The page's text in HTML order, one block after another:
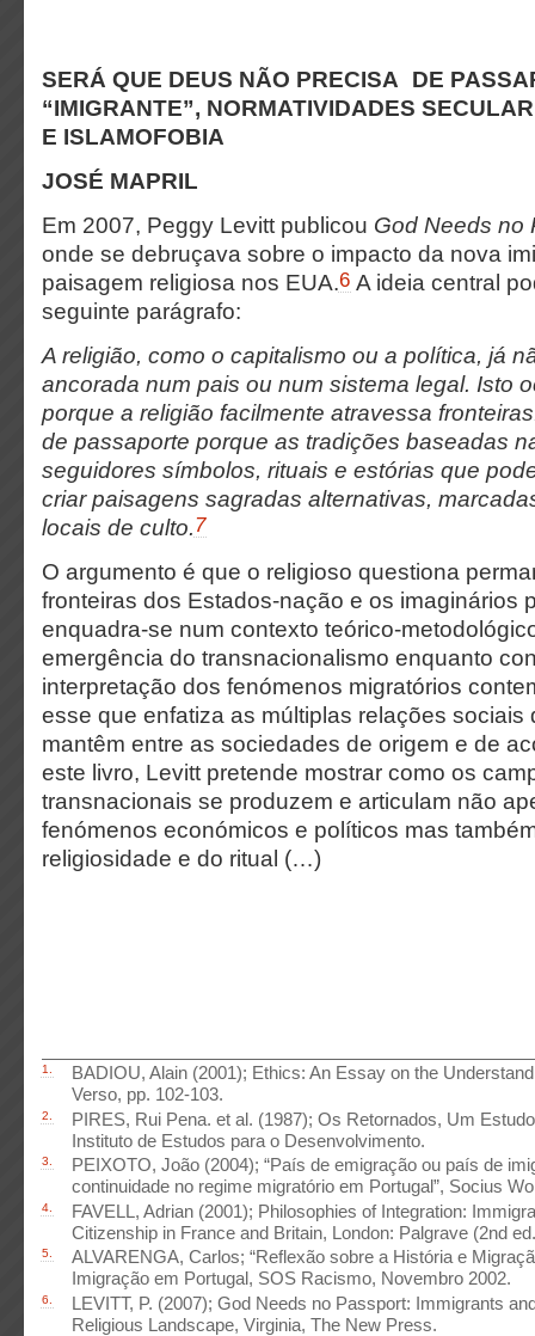
SERÁ QUE DEUS NÃO PRECISA DE
“IMIGRANTE”, NORMATIVIDADES
E ISLAMOFOBIA
JOSÉ MAPRIL
Em 2007, Peggy Levitt publicou God Needs no
onde se debruçava sobre o impacto da nova
paisagem religiosa nos EUA.6 A ideia central
seguinte parágrafo:
A religião, como o capitalismo ou a política, já
ancorada num pais ou num sistema legal. Isto
porque a religião facilmente atravessa
de passaporte porque as tradições baseadas
seguidores símbolos, rituais e estórias que
criar paisagens sagradas alternativas,
locais de culto. 7
O argumento é que o religioso questiona
fronteiras dos Estados-nação e os imaginários
enquadra-se num contexto teórico-
emergência do transnacionalismo enquanto
interpretação dos fenómenos migratórios
esse que enfatiza as múltiplas relações sociais
mantêm entre as sociedades de origem e de
este livro, Levitt pretende mostrar como os
transnacionais se produzem e articulam não
fenómenos económicos e políticos mas
religiosidade e do ritual (…)
1.
BADIOU, Alain (2001); Ethics: An Essay on the
Verso, pp. 102-103.
2.
PIRES, Rui Pena. et al. (1987); Os Retornados, Um
Instituto de Estudos para o Desenvolvimento.
3.
PEIXOTO, João (2004); “País de emigração ou país de
continuidade no regime migratório em Portugal”, Socius
4.
FAVELL, Adrian (2001); Philosophies of Integration:
Citizenship in France and Britain, London: Palgrave (2nd
5.
ALVARENGA, Carlos; “Reflexão sobre a História e
Imigração em Portugal, SOS Racismo, Novembro 2002.
6.
LEVITT, P. (2007); God Needs no Passport: Immigrants
Religious Landscape, Virginia, The New Press.